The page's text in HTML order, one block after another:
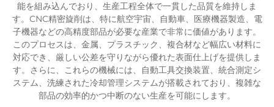
能を組み込んでおり、生産工程全体で一貫した品質を維持しま
す。CNC精密旋削は、特に航空宇宙、自動車、医療機器製造、電
子機器などの高精度部品が必要な産業で非常に価値があります。
このプロセスは、金属、プラスチック、複合材など幅広い材料に
対応でき、厳しい公差を守りながら優れた表面仕上げを提供しま
す。さらに、これらの機械には、自動工具交換装置、統合測定シ
ステム、洗練された冷却管理システムが搭載されており、複雑な
部品の効率的かつ中断のない生産を可能にします。